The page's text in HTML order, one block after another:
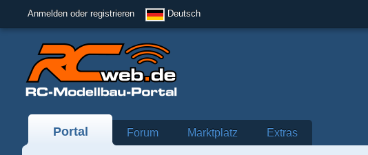
Anmelden oder registrieren Deutsch
Portal Forum Marktplatz Extras